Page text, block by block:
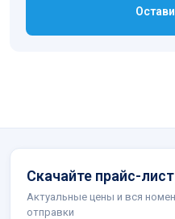
Скачайте прайс-
Актуальные цены и вся
отправки